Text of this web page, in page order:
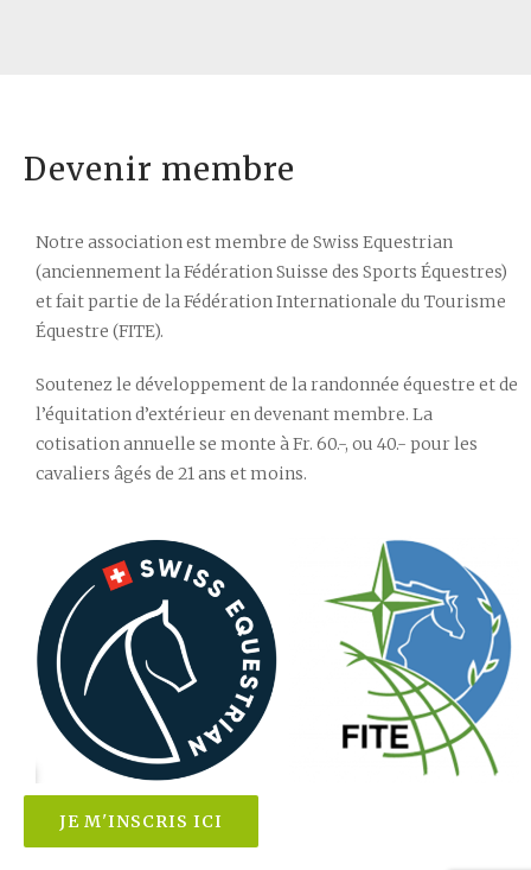
Devenir membre
Notre association est membre de Swiss Equestrian
(anciennement la Fédération Suisse des Sports Équestres)
et fait partie de la Fédération Internationale du Tourisme
Équestre (FITE).
Soutenez le développement de la randonnée équestre et de
l’équitation d’extérieur en devenant membre. La
cotisation annuelle se monte à Fr. 60.-, ou 40.- pour les
cavaliers âgés de 21 ans et moins.
JE M'INSCRIS ICI